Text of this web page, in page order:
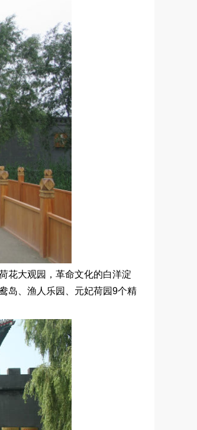
花大观园，革命文化的白洋淀
岛、渔人乐园、元妃荷园9个精